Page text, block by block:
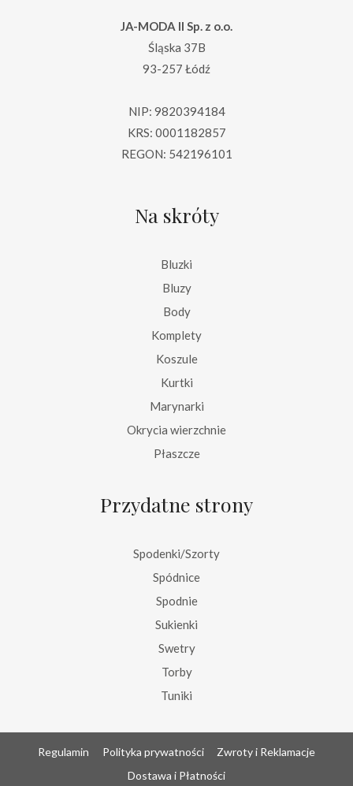
JA-MODA II Sp. z o.o.
Śląska 37B
93-257 Łódź
NIP: 9820394184
KRS: 0001182857
REGON: 542196101
Na skróty
Bluzki
Bluzy
Body
Komplety
Koszule
Kurtki
Marynarki
Okrycia wierzchnie
Płaszcze
Przydatne strony
Spodenki/Szorty
Spódnice
Spodnie
Sukienki
Swetry
Torby
Tuniki
Regulamin Polityka prywatności
Zwroty i Reklamacje
Dostawa i Płatności